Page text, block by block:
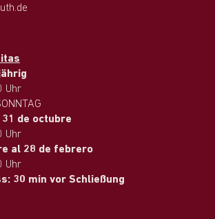
Uhr
de octubre
Uhr
al 28 de febrero
Uhr
30 min vor Schließung